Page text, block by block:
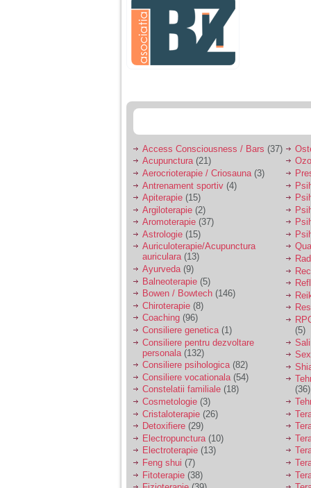
greseala era taxata cu
o palma sau pedepse.
De 4 ani am o relatie
serioasa cu un barbat
sa se manifeste o
Ma aflu aici pentru ca
vreau sa stiu daca am
nevoie de un psiholog
sau psihiatru.
Sunt casatorita, am
31 de ani si un copil in
varsta de 2 ani care
mi-e lumina ochilor.
De ceva timp simt ca
mi s-a adunat
oboseala, o oboseala
cronica de care nu pot
scapa si simt ca din
cauza ei nu pot
controla nervii si
cateodata are copilul
de suferit.
Am o bariera peste
care nu pot trece:
prietena mea a ramas
insarcinata cu o fata.
Am fost de comun
acord sa facem un
copil, cu gandul ca e
baiat.
Access Consciousness / Bars (37)
Acupunctura(21)
Aerocrioterapie / Criosauna (3)
Antrenament sportiv (4)
Apiterapie (15)
Argiloterapie (2)
Aromoterapie (37)
Astrologie (15)
Auriculoterapie/Acupunctura
auriculara(13)
Ayurveda(9)
Balneoterapie (5)
Bowen / Bowtech (146)
Chiroterapie (8)
Coaching (96)
Consiliere genetica(1)
Consiliere pentru dezvoltare
personala (132)
Consiliere psihologica(82)
Consiliere vocationala (54)
Constelatii familiale (18)
Cosmetologie (3)
Cristaloterapie (26)
Detoxifiere (29)
Electropunctura (10)
Electroterapie (13)
Feng shui (7)
Fitoterapie (38)
(5)
(36)